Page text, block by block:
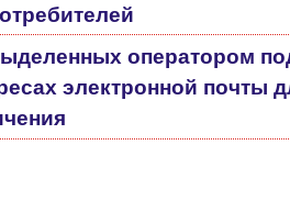
оператором
электронной почты